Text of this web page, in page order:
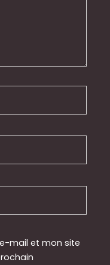
mail et mon site